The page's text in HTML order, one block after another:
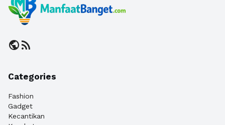
publicrss_feed
Categories
Fashion
Gadget
Kecantikan